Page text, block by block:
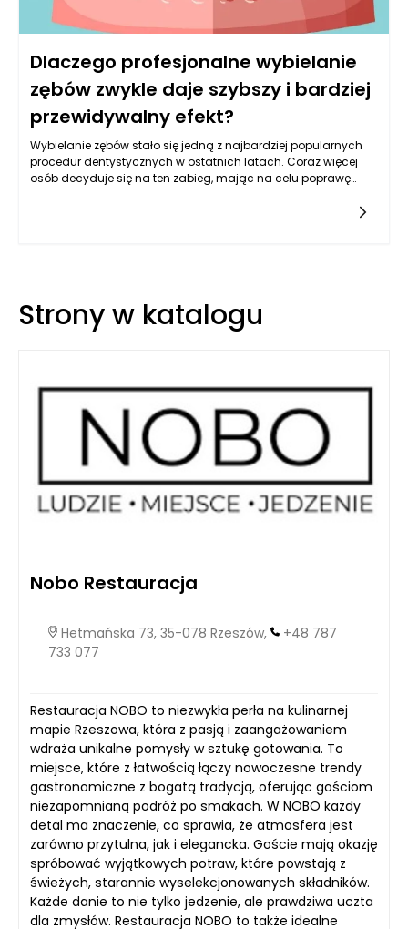
Dlaczego profesjonalne wybielanie
zębów zwykle daje szybszy i bardziej
przewidywalny efekt?
Wybielanie zębów stało się jedną z najbardziej popularnych
procedur dentystycznych w ostatnich latach. Coraz więcej
osób decyduje się na ten zabieg, mając na celu poprawę
zaawansowanych technologii, preparatów o silniejszym
działaniu oraz indywidualne podejście do pacjenta.
Strony w katalogu
Nobo Restauracja
Hetmańska 73, 35-078 Rzeszów,
+48 787
733 077
Restauracja NOBO to niezwykła perła na kulinarnej
mapie Rzeszowa, która z pasją i zaangażowaniem
wdraża unikalne pomysły w sztukę gotowania. To
miejsce, które z łatwością łączy nowoczesne trendy
gastronomiczne z bogatą tradycją, oferując gościom
niezapomnianą podróż po smakach. W NOBO każdy
detal ma znaczenie, co sprawia, że atmosfera jest
zarówno przytulna, jak i elegancka. Goście mają okazję
spróbować wyjątkowych potraw, które powstają z
świeżych, starannie wyselekcjonowanych składników.
Każde danie to nie tylko jedzenie, ale prawdziwa uczta
dla zmysłów. Restauracja NOBO to także idealne